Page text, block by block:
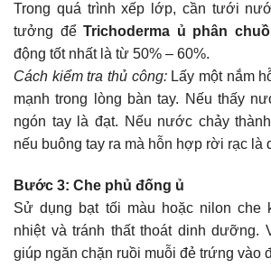
Trong quá trình xếp lớp, cần tưới
tưởng để Trichoderma ủ phân
động tốt nhất là từ 50% – 60%.
Cách kiểm tra thủ công:Lấy một nắm
mạnh trong lòng bàn tay. Nếu thấy
ngón tay là đạt. Nếu nước chảy
nếu buông tay ra mà hỗn hợp rời rạc là
Bước 3: Che phủ đống ủ
Sử dụng bạt tối màu hoặc nilon che
nhiệt và tránh thất thoát dinh dưỡng.
giúp ngăn chặn ruồi muỗi đẻ trứng vào